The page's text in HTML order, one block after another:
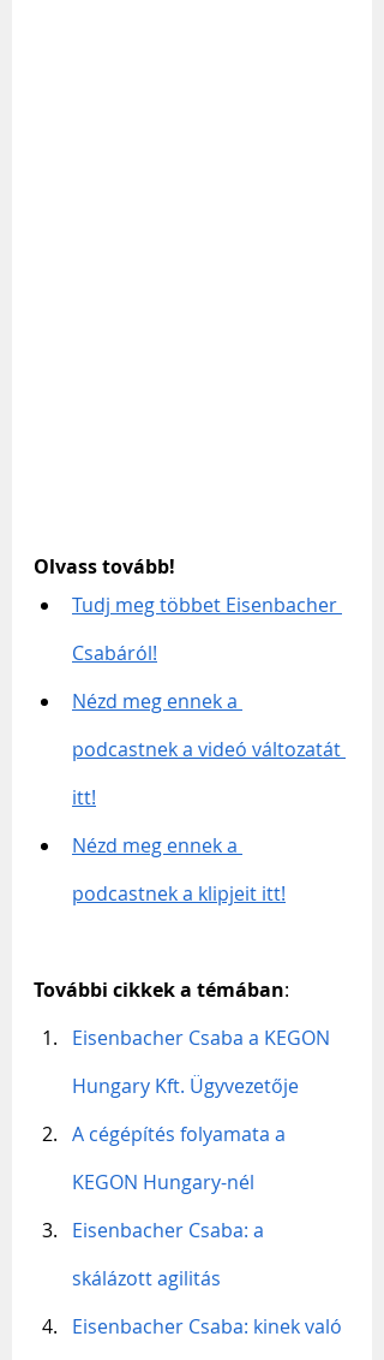
Olvass tovább!
Tudj meg többet Eisenbacher
Csabáról!
Nézd meg ennek a
podcastnek a videó változatát
itt!
Nézd meg ennek a
podcastnek a klipjeit itt!
További cikkek a témában:
Eisenbacher Csaba a KEGON
Hungary Kft. Ügyvezetője
A cégépítés folyamata a
KEGON Hungary-nél
Eisenbacher Csaba: a
skálázott agilitás
Eisenbacher Csaba: kinek való